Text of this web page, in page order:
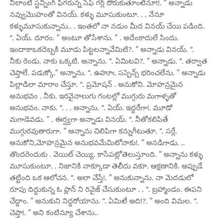
నీలాంటి స్టన్నింగ్ ఫిగరున్న సేఫ్ గర్ల్ దొరుకుతూంటేనూ!!. ” అన్నాడు
నవ్వుమొహంతో వినయ్. కళ్ళు మూసుకుంటూ. . . నేనూ
కళ్ళుమూసుకున్నాను.. . ఇంతలో నా నడుం మీద వినయ్ చేయి పడింది.
“. ఏయ్. దూరం. ” అంటూ తోసేశాను. ” . అదేంకాదులే సిందు.
ఇందాకాఒకదెబ్బకి మూడు పిట్టలన్నావేమిటి?. ” అన్నాడు వినయ్. “.
నీకు రెండు. నాకు ఒక్కటి. అన్నాను. “. ఏమిటవి?. ” అన్నాడు. “. తర్వాత
చెప్తాలే. పడుక్కో.” అన్నాను. “. ఉహూఁ. సస్పెన్స్ భరించలేను. ” అన్నాడు
పిల్లాడిలా మారాం చేస్తూ. “. ప్రమోషన్ . అనుకోని. మోహన్రమైన
అనుభవం . నీకు. ఇరవైనాలుగు గంటల్లో ముగ్గురు మగాళ్ళతో
అనుభవం. నాకు. “. . . అన్నాను. “. ఏయ్. ఇద్దరేగా!. మూడో
మగాడెవడు. ” . ఈర్ష్యగా అన్నాడు వినయ్. “. నీతోకలిపితే
ముగ్గురవుతారుగా. ” అన్నాను చిలిపిగా కన్నుగీటుతూ. “. సర్లే.
అనుకోని,మోహన్రమైన అనుభవమేమిటోనాకు!. ” అనడిగాడు. ..
తొందరెందుకు . వెయిట్ చెయ్యి. కాసేపట్లోతెలుస్తూంది. ” అన్నాను కళ్ళు
మూసుకుంటూ. . నిజానికి నాక్కూడా తెలీదు వకూ. ఆక్షణానికి. అప్పుడే
తట్టింది ఒక ఆలోచన. “. అలా చేస్తే!. ” అనుకున్నాను. నా మెదడులో
రూపు దిద్దుకున్న ఓ ప్లాన్ ని రివైజ్ చేసుకుంటూ . . “. బ్రహ్మాండం. ఈపని
చేద్దాం. ” అనుకుని నిద్దరోయాను. “. ఏమిటే అది!?. ” అంది విమల. “.
చెప్తా!. ” అని కంటిన్యూ చేశాను..